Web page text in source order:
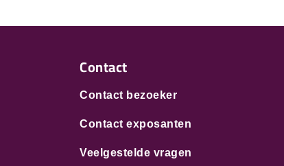
Contact
Contact bezoeker
Contact exposanten
Veelgestelde vragen